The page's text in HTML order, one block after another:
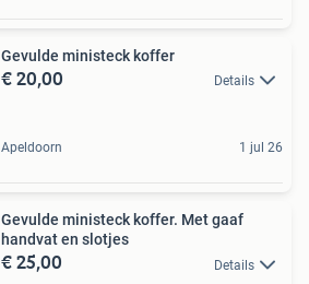
Gevulde ministeck koffer
€ 20,00 Details
Apeldoorn 1 jul 26
Gevulde ministeck koffer. Met gaaf
handvat en slotjes
€ 25,00 Details